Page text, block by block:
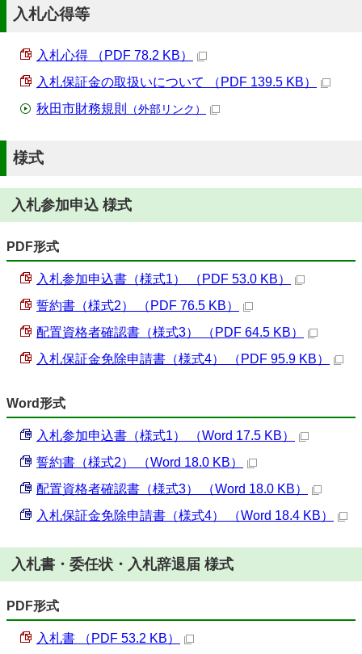
入札心得等
入札心得 （PDF 78.2 KB）
入札保証金の取扱いについて （PDF 139.5 KB）
秋田市財務規則
（外部リンク）
様式
入札参加申込 様式
PDF形式
入札参加申込書（様式1） （PDF 53.0 KB）
誓約書（様式2） （PDF 76.5 KB）
配置資格者確認書（様式3） （PDF 64.5 KB）
入札保証金免除申請書（様式4） （PDF 95.9 KB）
Word形式
入札参加申込書（様式1） （Word 17.5 KB）
誓約書（様式2） （Word 18.0 KB）
配置資格者確認書（様式3） （Word 18.0 KB）
入札保証金免除申請書（様式4） （Word 18.4 KB）
入札書・委任状・入札辞退届 様式
PDF形式
入札書 （PDF 53.2 KB）